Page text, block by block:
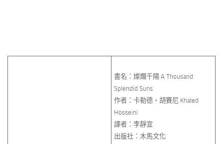
書名：燦爛千陽 A Thousand
Splendid Suns
作者：卡勒德‧胡賽尼 Khaled
Hosseini
譯者：李靜宜
出版社：木馬文化